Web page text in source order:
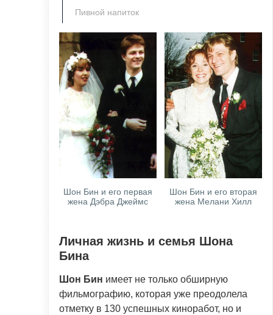
Пивной напиток
Шон Бин и его первая
жена Дэбра Джеймс
Шон Бин и его вторая
жена Мелани Хилл
Личная жизнь и семья Шона
Бина
Шон Бин имеет не только обширную
фильмографию, которая уже преодолела
отметку в 130 успешных киноработ, но и